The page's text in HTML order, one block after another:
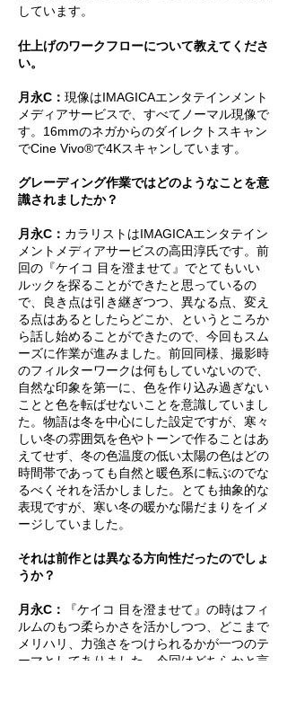
しています。
仕上げのワークフローについて教えてくださ
い。
月永C： 現像はIMAGICAエンタテインメント
メディアサービスで、すべてノーマル現像で
す。16mmのネガからのダイレクトスキャン
でCine Vivo®で4Kスキャンしています。
グレーディング作業ではどのようなことを意
識されましたか？
月永C： カラリストはIMAGICAエンタテイン
メントメディアサービスの高田淳氏です。前
回の『ケイコ 目を澄ませて』でとてもいい
ルックを探ることができたと思っているの
で、良き点は引き継ぎつつ、異なる点、変え
る点はあるとしたらどこか、というところか
ら話し始めることができたので、今回もスム
ーズに作業が進みました。前回同様、撮影時
のフィルターワークは何もしていないので、
自然な印象を第一に、色を作り込み過ぎない
ことと色を転ばせないことを意識していまし
た。物語は冬を中心にした設定ですが、寒々
しい冬の雰囲気を色やトーンで作ることはあ
えてせず、冬の色温度の低い太陽の色はどの
時間帯であっても自然と暖色系に転ぶのでな
るべくそれを活かしました。とても抽象的な
表現ですが、寒い冬の暖かな陽だまりをイメ
ージしていました。
それは前作とは異なる方向性だったのでしょ
うか？
月永C：
『ケイコ 目を澄ませて』の時はフィ
ルムのもつ柔らかさを活かしつつ、どこまで
メリハリ、力強さをつけられるかが一つのテ
ーマとしてありました。今回はどちらかと言